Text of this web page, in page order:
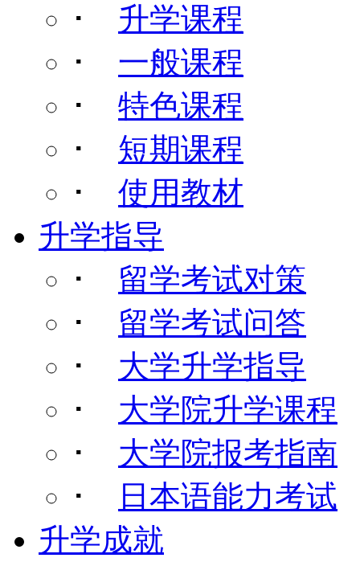
･ 升学课程
･ 一般课程
･ 特色课程
･ 短期课程
･ 使用教材
升学指导
･ 留学考试对策
･ 留学考试问答
･ 大学升学指导
･ 大学院升学课程
･ 大学院报考指南
･
日本语能力考试
升学成就